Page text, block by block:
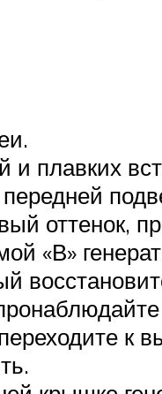
и плавких
оттенок,
«В»
к